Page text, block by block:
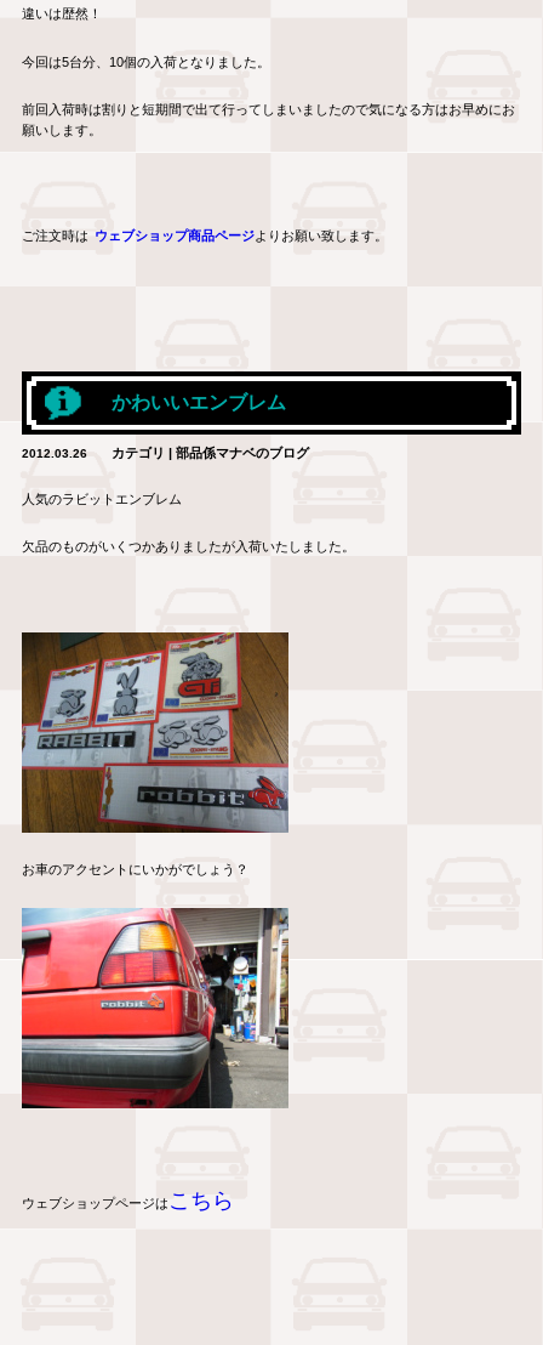
違いは歴然！
今回は5台分、10個の入荷となりました。
前回入荷時は割りと短期間で出て行ってしまいましたので気になる方はお早めにお
願いします。
ご注文時は ウェブショップ商品ページよりお願い致します。
かわいいエンブレム
2012.03.26 カテゴリ | 部品係マナベのブログ
人気のラビットエンブレム
欠品のものがいくつかありましたが入荷いたしました。
お車のアクセントにいかがでしょう？
ウェブショップページは こちら